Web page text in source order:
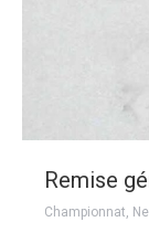
Remise
Championnat,